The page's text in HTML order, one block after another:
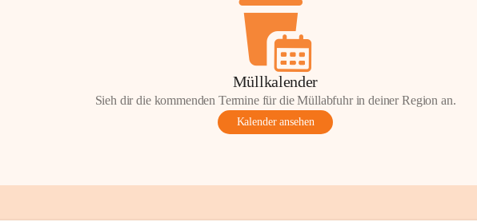
Müllkalender
Sieh dir die kommenden Termine für die Müllabfuhr in deiner Region an.
Kalender ansehen